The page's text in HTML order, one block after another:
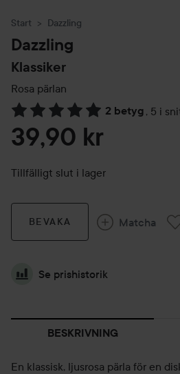
Start Dazzling
Dazzling
Klassiker
Rosa pärlan
2 betyg , 5 i
Hoppa till Betyg & kommentarer
39,90 kr
Tillfälligt slut i lager
BEVAKA Matcha
Se prishistorik
BESKRIVNING
En klassisk, ljusrosa pärla för en